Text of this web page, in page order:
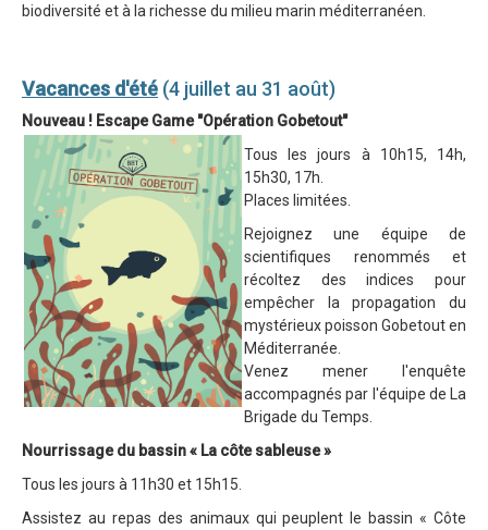
biodiversité et à la richesse du milieu marin méditerranéen.
Vacances d'été (4 juillet au 31 août)
Nouveau ! Escape Game "Opération Gobetout"
Tous les jours à 10h15, 14h,
15h30, 17h.
Places limitées.
Rejoignez une équipe de
scientifiques renommés et
récoltez des indices pour
empêcher la propagation du
mystérieux poisson Gobetout en
Méditerranée.
Venez mener l'enquête
accompagnés par l'équipe de La
Brigade du Temps.
Nourrissage du bassin « La côte sableuse »
Tous les jours à 11h30 et 15h15.
Assistez au repas des animaux qui peuplent le bassin « Côte